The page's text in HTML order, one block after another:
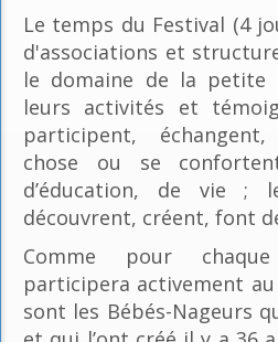
Le temps du Festival (4
d'associations et
le domaine de la petite
leurs activités et
participent,
chose ou se
d’éducation, de vie ;
découvrent, créent, font
Comme pour
participera activement
sont les Bébés-Nageurs